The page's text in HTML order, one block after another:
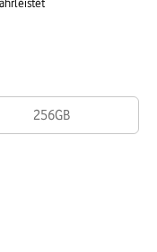
256GB